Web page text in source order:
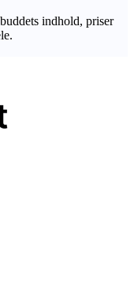
indhold, priser